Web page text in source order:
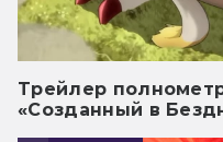
Трейлер
«Созданный в